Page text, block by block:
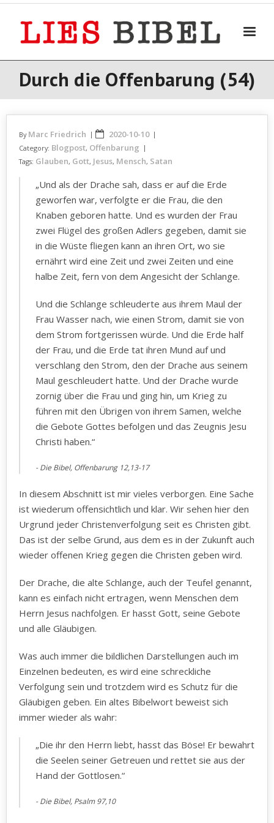
Skip
Durch die Offenbarung (54)
By Marc Friedrich 2020-10-10
Category: Blogpost, Offenbarung
Tags: Glauben, Gott, Jesus, Mensch, Satan
„Und als der Drache sah, dass er auf die Erde
geworfen war, verfolgte er die Frau, die den
Knaben geboren hatte. Und es wurden der Frau
zwei Flügel des großen Adlers gegeben, damit sie
in die Wüste fliegen kann an ihren Ort, wo sie
ernährt wird eine Zeit und zwei Zeiten und eine
halbe Zeit, fern von dem Angesicht der Schlange.
Und die Schlange schleuderte aus ihrem Maul der
Frau Wasser nach, wie einen Strom, damit sie von
dem Strom fortgerissen würde. Und die Erde half
der Frau, und die Erde tat ihren Mund auf und
verschlang den Strom, den der Drache aus seinem
Maul geschleudert hatte. Und der Drache wurde
zornig über die Frau und ging hin, um Krieg zu
führen mit den Übrigen von ihrem Samen, welche
die Gebote Gottes befolgen und das Zeugnis Jesu
Christi haben.“
Die Bibel, ‭Offenbarung ‭12,13-17
In diesem Abschnitt ist mir vieles verborgen. Eine Sache
ist wiederum offensichtlich und klar. Wir sehen hier den
Urgrund jeder Christenverfolgung seit es Christen gibt.
Das ist der selbe Grund, aus dem es in der Zukunft auch
wieder offenen Krieg gegen die Christen geben wird.
Der Drache, die alte Schlange, auch der Teufel genannt,
kann es einfach nicht ertragen, wenn Menschen dem
Herrn Jesus nachfolgen. Er hasst Gott, seine Gebote
und alle Gläubigen.
Was auch immer die bildlichen Darstellungen auch im
Einzelnen bedeuten, es wird eine schreckliche
Verfolgung sein und trotzdem wird es Schutz für die
Gläubigen geben. Ein altes Bibelwort beweist sich
immer wieder als wahr:
„Die ihr den Herrn liebt, hasst das Böse! Er bewahrt
die Seelen seiner Getreuen und rettet sie aus der
Hand der Gottlosen.“
Die Bibel, Psalm 97,10